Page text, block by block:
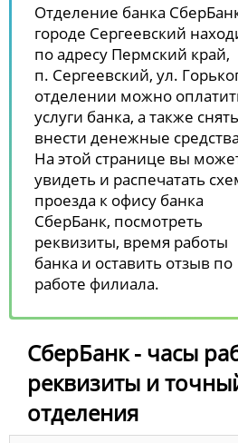
Отделение банка
городе Сергеевский
по адресу Пермский край,
п. Сергеевский, ул.
отделении можно
услуги банка, а также
внести денежные
На этой странице вы
увидеть и распечатать
проезда к офису банка
СберБанк, посмотреть
реквизиты, время работы
банка и оставить отзыв по
работе филиала.
СберБанк - часы
реквизиты и
отделения